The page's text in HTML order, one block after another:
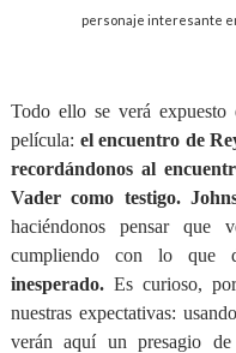
personaje interesante
Todo ello se verá expuesto
película: el encuentro de
recordándonos al
Vader como testigo.
haciéndonos pensar
cumpliendo con lo que
inesperado.Es curioso,
nuestras expectativas:
verán aquí un presagio